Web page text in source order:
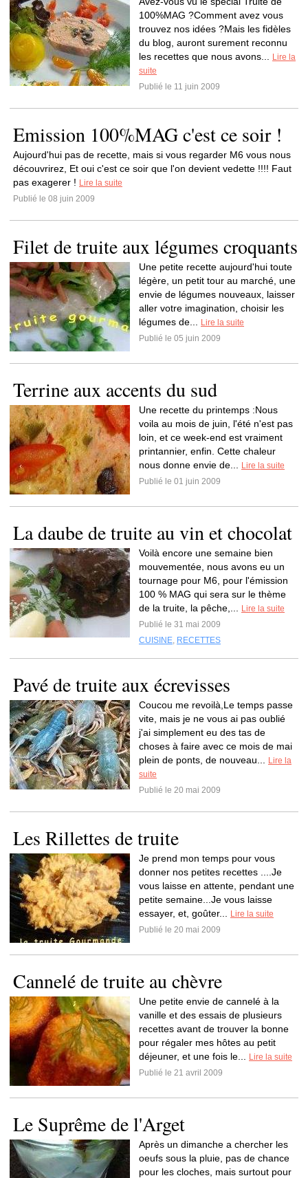
100%MAG ?Comment avez vous
trouvez nos idées ?Mais les fidèles
du blog, auront surement reconnu
les recettes que nous avons...
Lire la
suite
Publié le 11 juin 2009
Emission 100%MAG c'est ce soir !
Aujourd'hui pas de recette, mais si vous regarder M6 vous nous
découvrirez, Et oui c'est ce soir que l'on devient vedette !!!! Faut
pas exagerer ! Lire la suite
Publié le 08 juin 2009
Filet de truite aux légumes croquants
Une petite recette aujourd'hui toute
légère, un petit tour au marché, une
envie de légumes nouveaux, laisser
aller votre imagination, choisir les
légumes de...
Lire la suite
Publié le 05 juin 2009
Terrine aux accents du sud
Une recette du printemps :Nous
voila au mois de juin, l'été n'est pas
loin, et ce week-end est vraiment
printannier, enfin. Cette chaleur
nous donne envie de...
Lire la suite
Publié le 01 juin 2009
La daube de truite au vin et chocolat
Voilà encore une semaine bien
mouvementée, nous avons eu un
tournage pour M6, pour l'émission
100 % MAG qui sera sur le thème
de la truite, la pêche,...
Lire la suite
Publié le 31 mai 2009
CUISINE, RECETTES
Pavé de truite aux écrevisses
Coucou me revoilà,Le temps passe
vite, mais je ne vous ai pas oublié
j'ai simplement eu des tas de
choses à faire avec ce mois de mai
plein de ponts, de nouveau...
Lire la
suite
Publié le 20 mai 2009
Les Rillettes de truite
Je prend mon temps pour vous
donner nos petites recettes ....Je
vous laisse en attente, pendant une
petite semaine...Je vous laisse
essayer, et, goûter...
Lire la suite
Publié le 20 mai 2009
Cannelé de truite au chèvre
Une petite envie de cannelé à la
vanille et des essais de plusieurs
recettes avant de trouver la bonne
pour régaler mes hôtes au petit
déjeuner, et une fois le...
Lire la suite
Publié le 21 avril 2009
Le Suprême de l'Arget
Après un dimanche a chercher les
oeufs sous la pluie, pas de chance
pour les cloches, mais surtout pour